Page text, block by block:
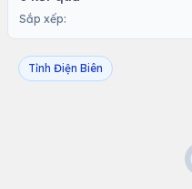
Sắp xếp:
Tỉnh Điện Biên